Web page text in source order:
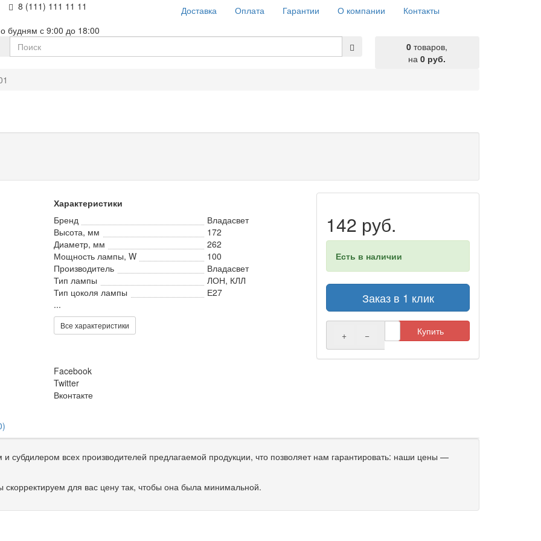
8 (111) 111 11 11
будням с 9:00 до 18:00
Доставка Оплата Гарантии О компании Контакты
0 товаров,
на0 руб.
Характеристики
Бренд
Владасвет
Высота, мм
172
Диаметр, мм
262
Мощность лампы, W
100
Производитель
Владасвет
Тип лампы
ЛОН, КЛЛ
Тип цоколя лампы
Е27
...
Все характеристики
Facebook
Twitter
Вконтакте
142 руб.
Есть в наличии
Заказ в 1 клик
+ − Купить
всех производителей предлагаемой продукции, что позволяет нам гарантировать: наши цены —
для вас цену так, чтобы она была минимальной.